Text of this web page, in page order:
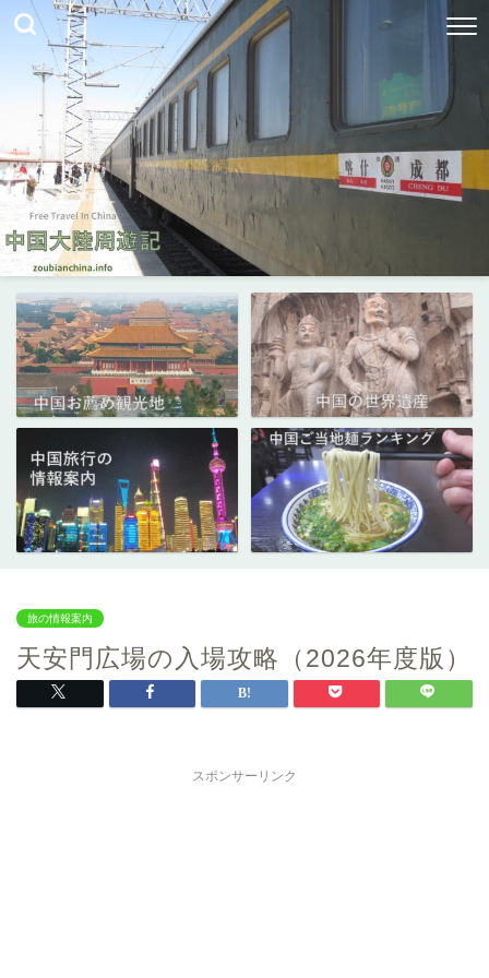
旅の情報案内
天安門広場の入場攻略（2026年度版）
スポンサーリンク